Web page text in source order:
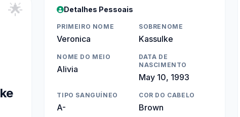
🌟 Detalhes Pessoais
PRIMEIRO NOME
Veronica
SOBRENOME
Kassulke
NOME DO MEIO
Alivia
DATA DE
NASCIMENTO
May 10, 1993
TIPO SANGUÍNEO
A-
COR DO CABELO
Brown